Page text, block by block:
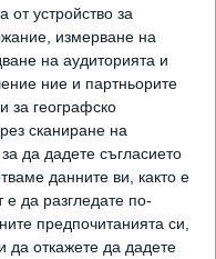
устройство за
измерване на
на аудиторията и
ние и партньорите
за географско
сканиране на
да дадете съгласието
данните ви, както е
да разгледате по-
предпочитанията си,
да откажете да дадете
–
Това се оказва
което го
героиня Лиза.
филм на Въло Радев
Михаил Михайлов и
на музиката на